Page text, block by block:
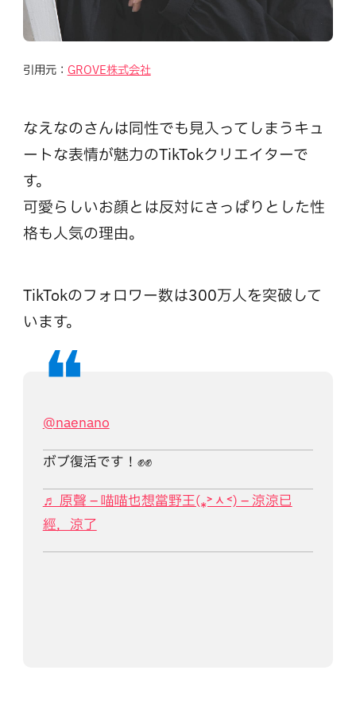
引用元：GROVE株式会社
なえなのさんは同性でも見入ってしまうキュ
ートな表情が魅力のTikTokクリエイターで
す。
可愛らしいお顔とは反対にさっぱりとした性
格も人気の理由。
TikTokのフォロワー数は300万人を突破して
います。
@naenano
ボブ復活です！✊✊
♬ 原聲 – 喵喵也想當野王(⁎˃ᆺ˂) – 涼涼已
經，涼了